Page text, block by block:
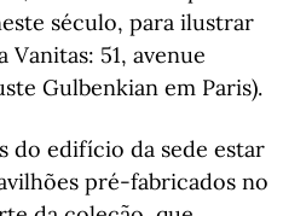
século, para ilustrar
51, avenue
Gulbenkian em Paris).
do edifício da sede estar
pré-fabricados no